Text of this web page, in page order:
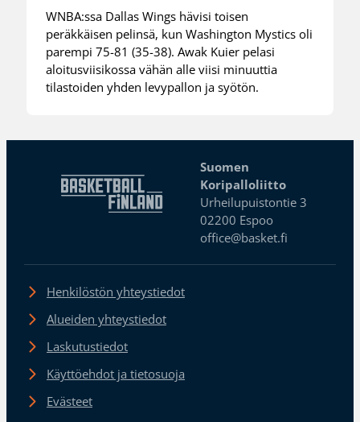
WNBA:ssa Dallas Wings hävisi toisen
peräkkäisen pelinsä, kun Washington Mystics oli
parempi 75-81 (35-38). Awak Kuier pelasi
aloitusviisikossa vähän alle viisi minuuttia
tilastoiden yhden levypallon ja syötön.
Suomen
Koripalloliitto
Urheilupuistontie 3
02200 Espoo
office@basket.fi
Henkilöstön yhteystiedot
Alueiden yhteystiedot
Laskutustiedot
Käyttöehdot ja tietosuoja
Evästeet